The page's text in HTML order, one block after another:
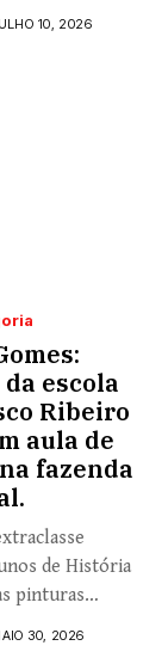
10, 2026
escola
Ribeiro
aula de
fazenda
de História
pinturas
30, 2026